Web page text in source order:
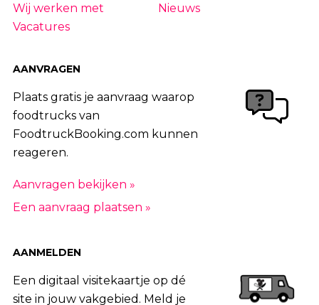
Wij werken met
Nieuws
Vacatures
AANVRAGEN
Plaats gratis je aanvraag waarop
foodtrucks van
FoodtruckBooking.com kunnen
reageren.
Aanvragen bekijken »
Een aanvraag plaatsen »
AANMELDEN
Een digitaal visitekaartje op dé
site in jouw vakgebied. Meld je